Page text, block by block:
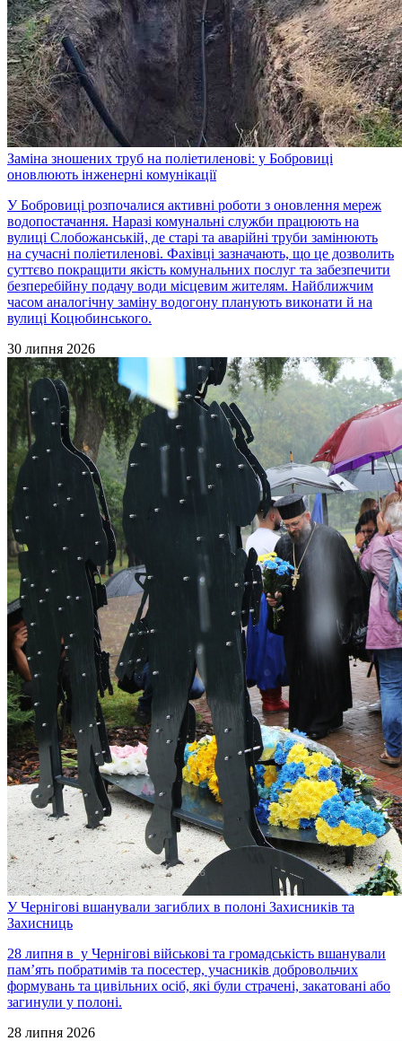
Заміна зношених труб на поліетиленові: у Бобровиці
оновлюють інженерні комунікації
У Бобровиці розпочалися активні роботи з оновлення мереж
водопостачання. Наразі комунальні служби працюють на
вулиці Слобожанській, де старі та аварійні труби замінюють
на сучасні поліетиленові. Фахівці зазначають, що це дозволить
суттєво покращити якість комунальних послуг та забезпечити
безперебійну подачу води місцевим жителям. Найближчим
часом аналогічну заміну водогону планують виконати й на
вулиці Коцюбинського.
30 липня 2026
У Чернігові вшанували загиблих в полоні Захисників та
Захисниць
28 липня в у Чернігові військові та громадськість вшанували
пам’ять побратимів та посестер, учасників добровольчих
формувань та цивільних осіб, які були страчені, закатовані або
загинули у полоні.
28 липня 2026